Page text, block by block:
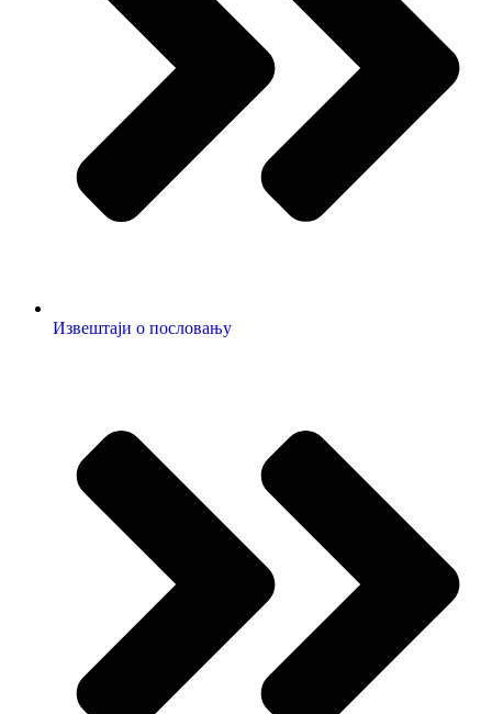
Извештаји о пословању